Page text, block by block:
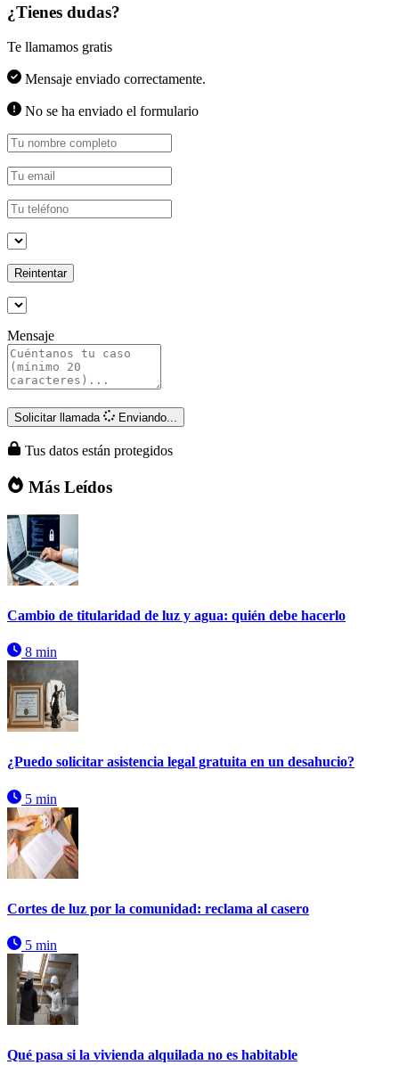
¿Tienes dudas?
Te llamamos gratis
Mensaje enviado correctamente.
No se ha enviado el formulario
Reintentar
Mensaje
Solicitar llamada Enviando...
Tus datos están protegidos
Más Leídos
Cambio de titularidad de luz y agua: quién debe hacerlo
8 min
¿Puedo solicitar asistencia legal gratuita en un desahucio?
5 min
Cortes de luz por la comunidad: reclama al casero
5 min
Qué pasa si la vivienda alquilada no es habitable